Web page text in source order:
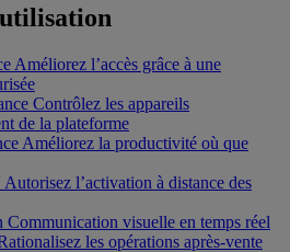
Améliorez l’accès grâce à une
Contrôlez les appareils
de la plateforme
Améliorez la productivité où que
Autorisez l’activation à distance des
Communication visuelle en temps réel
les opérations après-vente